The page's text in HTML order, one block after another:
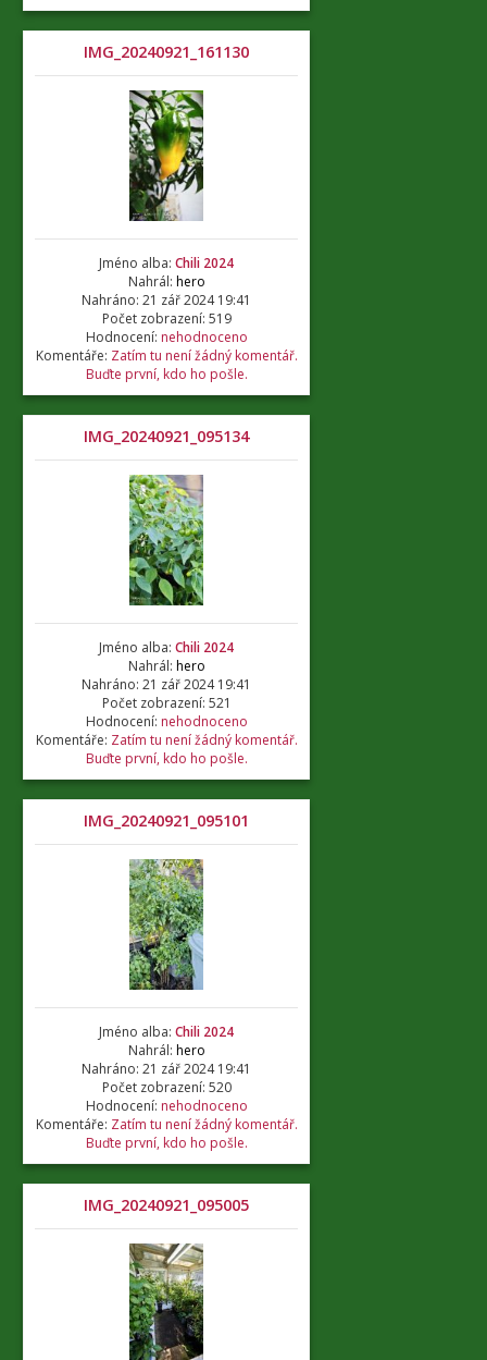
IMG_20240921_161130
Jméno alba: Chili 2024
Nahrál: hero
Nahráno: 21 zář 2024 19:41
Počet zobrazení: 519
Hodnocení: nehodnoceno
Komentáře: Zatím tu není žádný komentář.
Buďte první, kdo ho pošle.
IMG_20240921_095134
Jméno alba: Chili 2024
Nahrál: hero
Nahráno: 21 zář 2024 19:41
Počet zobrazení: 521
Hodnocení: nehodnoceno
Komentáře: Zatím tu není žádný komentář.
Buďte první, kdo ho pošle.
IMG_20240921_095101
Jméno alba: Chili 2024
Nahrál: hero
Nahráno: 21 zář 2024 19:41
Počet zobrazení: 520
Hodnocení: nehodnoceno
Komentáře: Zatím tu není žádný komentář.
Buďte první, kdo ho pošle.
IMG_20240921_095005